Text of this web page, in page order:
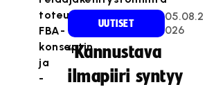
toteutetaan
FBA-
konseptin
ja
-
UUTISET
05.08.2
026
“Kannustava
ilmapiiri syntyy